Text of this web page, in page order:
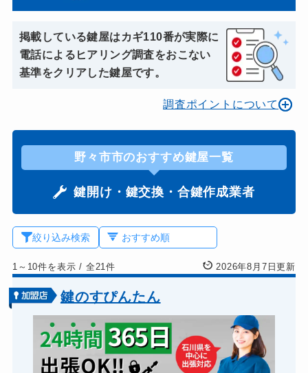
掲載している鍵屋はカギ110番が実際に
電話によるヒアリング調査をおこない
基準をクリアした鍵屋です。
調査ポイントについて
野々市市のおすすめ鍵屋一覧
鍵開け・鍵交換・合鍵作成業者
絞り込み検索
1～10件を表示/ 全21件 2026年8月7日更新
鍵のすぴんたん